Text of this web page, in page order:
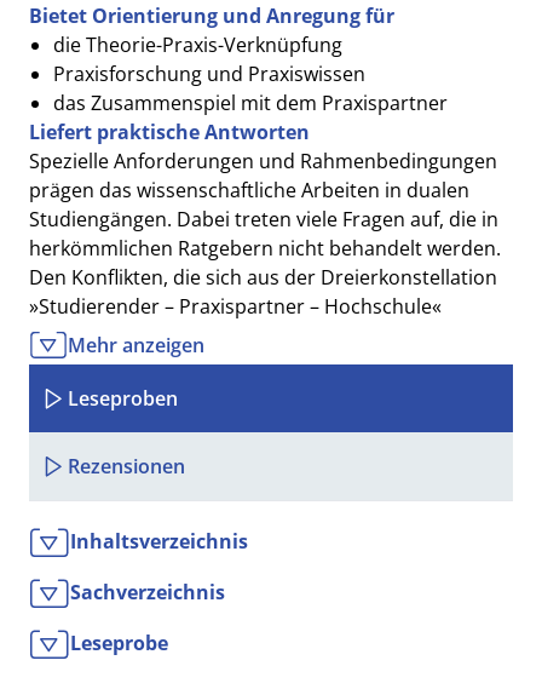
Bietet Orientierung und Anregung für
die Theorie-Praxis-Verknüpfung
Praxisforschung und Praxiswissen
das Zusammenspiel mit dem Praxispartner
Liefert praktische Antworten
Spezielle Anforderungen und Rahmenbedingungen
prägen das wissenschaftliche Arbeiten in dualen
Studiengängen. Dabei treten viele Fragen auf, die in
herkömmlichen Ratgebern nicht behandelt werden.
Den Konflikten, die sich aus der Dreierkonstellation
»Studierender – Praxispartner – Hochschule«
ergeben können, und ihrer Lösung ist ein eigenes
Kapitel gewidmet.
In den drei bewährten Schritten »Orientieren und
planen«, »Sammeln und strukturieren« sowie
»Schreiben und überarbeiten« werden Sie durch den
Prozess des wissenschaftlichen Arbeitens geleitet –
dualen Studium.
Mehr anzeigen
Leseproben
Rezensionen
Inhaltsverzeichnis
Sachverzeichnis
Leseprobe